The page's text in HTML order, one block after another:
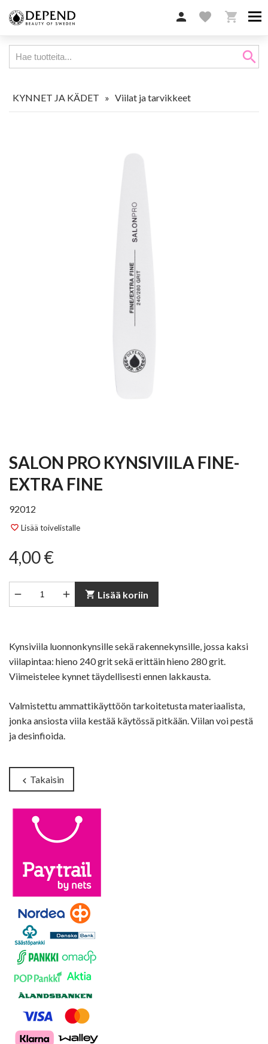
 favorite 
search
KYNNET JA KÄDET » Viilat ja tarvikkeet
SALON PRO KYNSIVIILA FINE-
EXTRA FINE
92012
favorite_border Lisää toivelistalle
4,00 €
  shopping_cart Lisää koriin
Kynsiviila luonnonkynsille sekä rakennekynsille, jossa kaksi
viilapintaa: hieno 240 grit sekä erittäin hieno 280 grit.
Viimeistelee kynnet täydellisesti ennen lakkausta.
Valmistettu ammattikäyttöön tarkoitetusta materiaalista,
jonka ansiosta viila kestää käytössä pitkään. Viilan voi pestä
ja desinfioida.
chevron_left Takaisin